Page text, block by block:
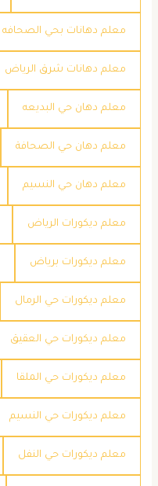
معلم دهانات بحي الصحافه
معلم دهانات شرق الرياض
معلم دهان حي البديعه
معلم دهان حي الصحافة
معلم دهان حي النسيم
معلم ديكورات الرياض
معلم ديكورات برياض
معلم ديكورات حي الرمال
معلم ديكورات حي العقيق
معلم ديكورات حي الملقا
معلم ديكورات حي النسيم
معلم ديكورات حي النفل